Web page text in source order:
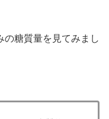
の糖質量を見てみまし